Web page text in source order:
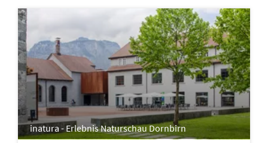
inatura - Erlebnis Naturschau Dornbirn